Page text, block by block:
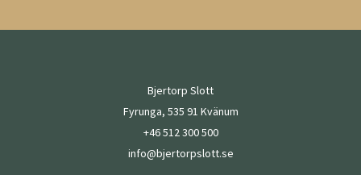
Bjertorp Slott
Fyrunga, 535 91 Kvänum
+46 512 300 500
info@bjertorpslott.se